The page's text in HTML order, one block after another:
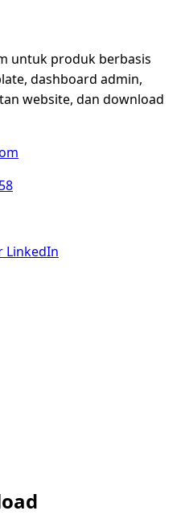
untuk produk berbasis
dashboard admin,
website, dan download
LinkedIn